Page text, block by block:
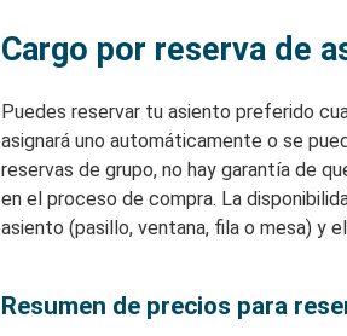
Cargo por reserva de
Puedes reservar tu asiento preferido
asignará uno automáticamente o se
reservas de grupo, no hay garantía de
en el proceso de compra. La
asiento (pasillo, ventana, fila o mesa) y
Resumen de precios para